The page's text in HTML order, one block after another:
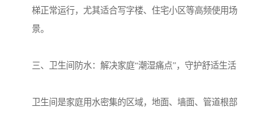
梯正常运行，尤其适合写字楼、住宅小区等高频使用场
景。
三、卫生间防水：解决家庭“潮湿痛点”，守护舒适生活
卫生间是家庭用水密集的区域，地面、墙面、管道根部